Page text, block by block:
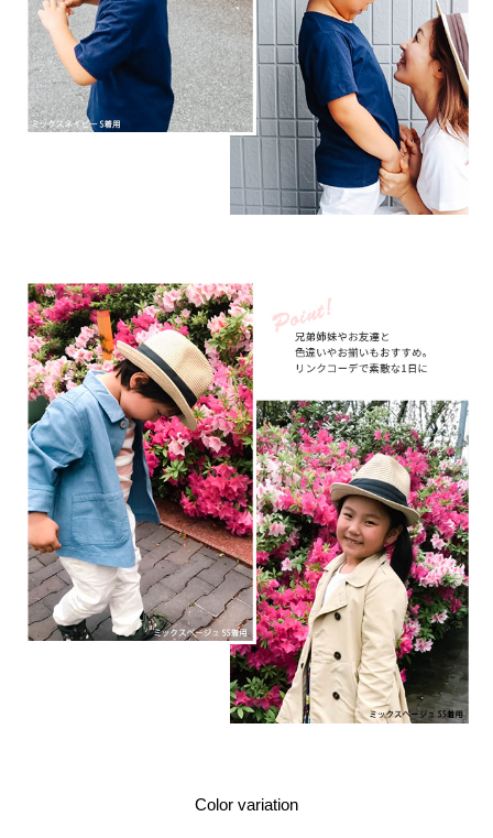
Color variation